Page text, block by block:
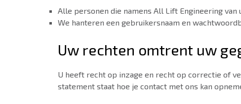
Alle personen die namens All Lift Engineering van
We hanteren een gebruikersnaam en
Uw rechten omtrent uw
U heeft recht op inzage en recht op correctie of
statement staat hoe je contact met ons kan